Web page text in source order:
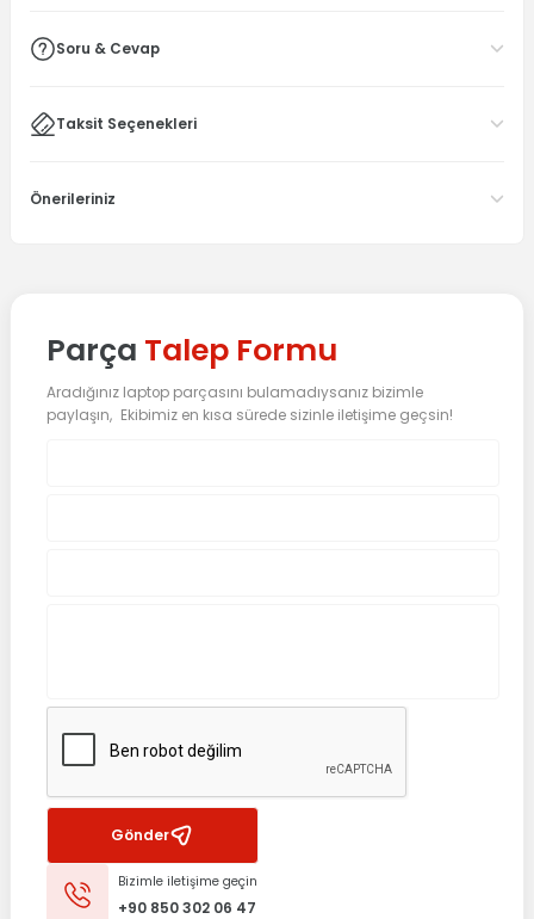
Soru & Cevap
Taksit Seçenekleri
Önerileriniz
Parça Talep Formu
Aradığınız laptop parçasını bulamadıysanız bizimle
paylaşın, Ekibimiz en kısa sürede sizinle iletişime geçsin!
Gönder
Bizimle iletişime geçin
+90 850 302 06 47